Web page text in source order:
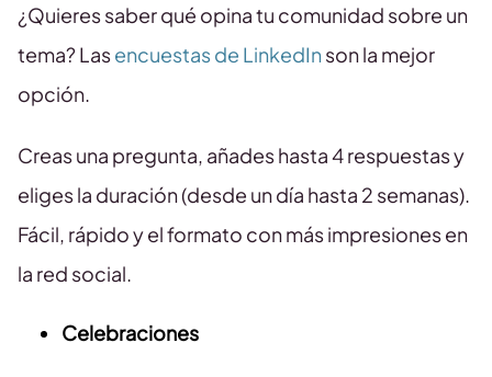
¿Quieres saber qué opina tu comunidad sobre un
tema? Lasencuestas de LinkedInson la mejor
opción.
Creas una pregunta, añades hasta 4 respuestas y
eliges la duración (desde un día hasta 2 semanas).
Fácil, rápido y el formato con más impresiones en
la red social.
Celebraciones